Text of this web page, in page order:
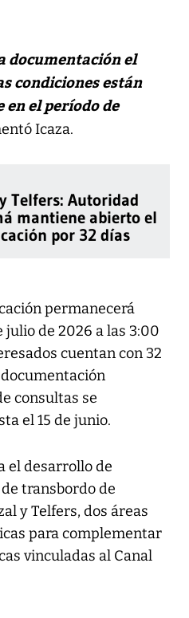
documentación el
condiciones están
el período de
Icaza.
Telfers: Autoridad
mantiene abierto el
por 32 días
permanecerá
de 2026 a las 3:00
cuentan con 32
consultas se
el 15 de junio.
el desarrollo de
transbordo de
y Telfers, dos áreas
para complementar
vinculadas al Canal